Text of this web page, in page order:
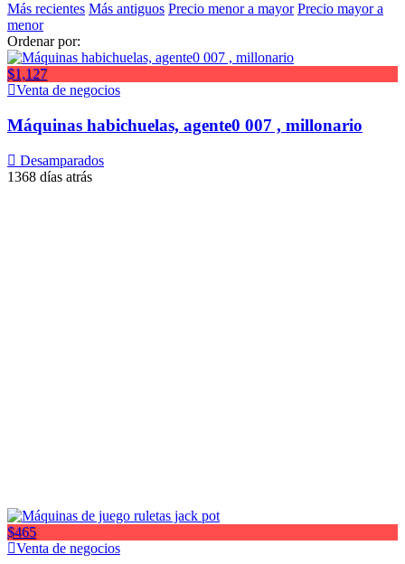
Más recientes Más antiguos Precio menor a mayor Precio mayor a
menor
Ordenar por:
$1,127
Venta de negocios
Máquinas habichuelas, agente0 007 , millonario
Desamparados
1368 días atrás
$465
Venta de negocios